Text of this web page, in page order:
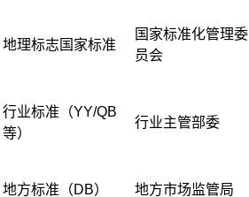
地理标志国家标准
国家标准化管理委
员会
行业标准（YY/QB
等）
行业主管部委
地方标准（DB） 地方市场监管局